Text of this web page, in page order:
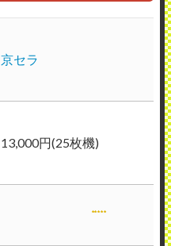
京セラ
13,000円(25枚機)